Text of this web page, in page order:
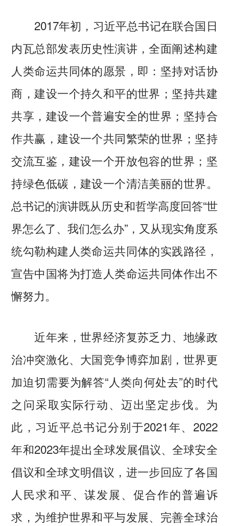
2017年初，习近平总书记在联合国日
内瓦总部发表历史性演讲，全面阐述构建
人类命运共同体的愿景，即：坚持对话协
商，建设一个持久和平的世界；坚持共建
共享，建设一个普遍安全的世界；坚持合
作共赢，建设一个共同繁荣的世界；坚持
交流互鉴，建设一个开放包容的世界；坚
持绿色低碳，建设一个清洁美丽的世界。
总书记的演讲既从历史和哲学高度回答“世
界怎么了、我们怎么办”，又从现实角度系
统勾勒构建人类命运共同体的实践路径，
宣告中国将为打造人类命运共同体作出不
懈努力。
近年来，世界经济复苏乏力、地缘政
治冲突激化、大国竞争博弈加剧，世界更
加迫切需要为解答“人类向何处去”的时代
之问采取实际行动、迈出坚定步伐。为
此，习近平总书记分别于2021年、2022
年和2023年提出全球发展倡议、全球安全
倡议和全球文明倡议，进一步回应了各国
人民求和平、谋发展、促合作的普遍诉
求，为维护世界和平与发展、完善全球治